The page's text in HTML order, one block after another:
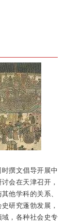
撰文倡导开展中
会在天津召开，
他学科的关系、
研究蓬勃发展，
域，各种社会史专